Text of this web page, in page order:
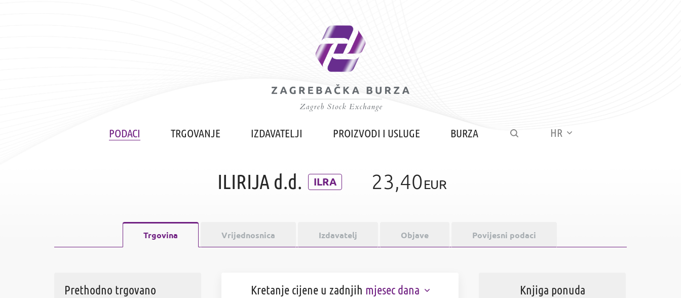
PODACI TRGOVANJE IZDAVATELJI PROIZVODI I USLUGE BURZA HR
ILIRIJA d.d. ILRA 23,40EUR
Trgovina Vrijednosnica Izdavatelj Objave Povijesni podaci
Prethodno trgovano Kretanje cijene u zadnjih mjesec dana Knjiga ponuda